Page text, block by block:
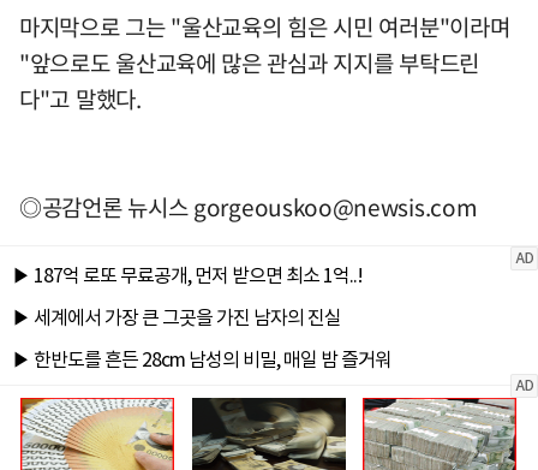
마지막으로 그는 "울산교육의 힘은 시민 여러분"이라며
"앞으로도 울산교육에 많은 관심과 지지를 부탁드린
다"고 말했다.
◎공감언론 뉴시스gorgeouskoo@newsis.com